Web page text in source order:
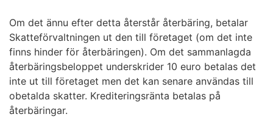
Om det ännu efter detta återstår återbäring, betalar
Skatteförvaltningen ut den till företaget (om det inte
finns hinder för återbäringen). Om det sammanlagda
återbäringsbeloppet underskrider 10 euro betalas det
inte ut till företaget men det kan senare användas till
obetalda skatter. Krediteringsränta betalas på
återbäringar.